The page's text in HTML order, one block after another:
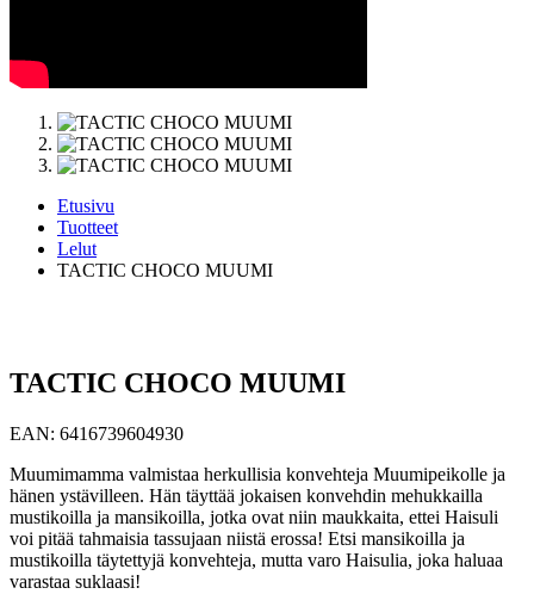
Etusivu
Tuotteet
Lelut
TACTIC CHOCO MUUMI
TACTIC CHOCO MUUMI
EAN: 6416739604930
Muumimamma valmistaa herkullisia konvehteja Muumipeikolle ja
hänen ystävilleen. Hän täyttää jokaisen konvehdin mehukkailla
mustikoilla ja mansikoilla, jotka ovat niin maukkaita, ettei Haisuli
voi pitää tahmaisia tassujaan niistä erossa! Etsi mansikoilla ja
mustikoilla täytettyjä konvehteja, mutta varo Haisulia, joka haluaa
varastaa suklaasi!